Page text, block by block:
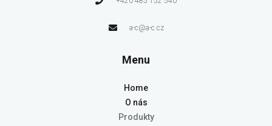
a-c@a-c.cz
Menu
Home
O nás
Produkty